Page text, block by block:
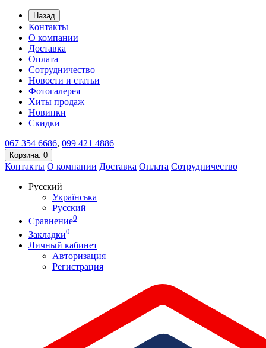
Назад
Контакты
О компании
Доставка
Оплата
Сотрудничество
Новости и статьи
Фотогалерея
Хиты продаж
Новинки
Скидки
067 354 6686, 099 421 4886
Корзина: 0
Контакты О компании Доставка Оплата Сотрудничество
Русский
Українська
Русский
Сравнение0
Закладки0
Личный кабинет
Авторизация
Регистрация